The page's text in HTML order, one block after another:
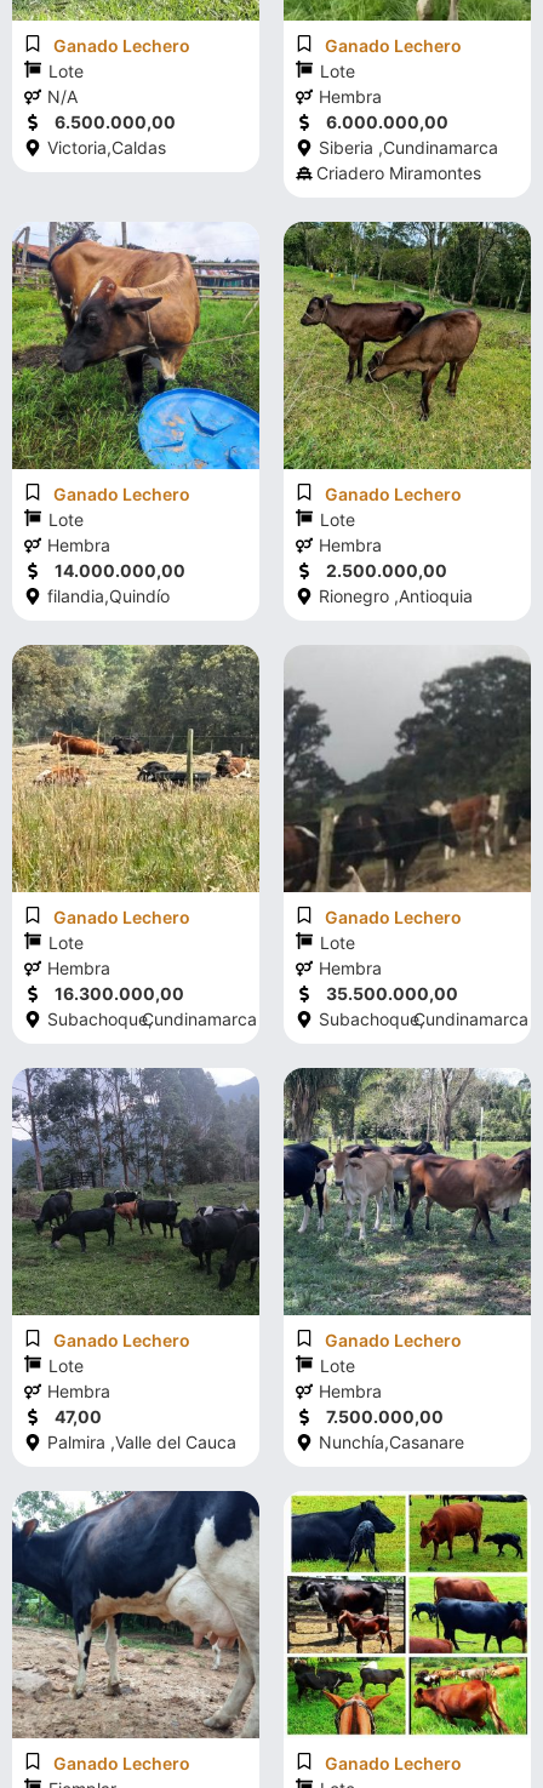
Ganado Lechero
Lote
N/A
6.500.000,00
Victoria,Caldas
Ganado Lechero
Lote
Hembra
6.000.000,00
Siberia ,Cundinamarca
Criadero Miramontes
Ganado Lechero
Lote
Hembra
14.000.000,00
filandia,Quindío
Ganado Lechero
Lote
Hembra
2.500.000,00
Rionegro ,Antioquia
Ganado Lechero
Lote
Hembra
16.300.000,00
Subachoque,Cundinamarca
Ganado Lechero
Lote
Hembra
35.500.000,00
Subachoque,Cundinamarca
Ganado Lechero
Lote
Hembra
47,00
Palmira ,Valle del Cauca
Ganado Lechero
Lote
Hembra
7.500.000,00
Nunchía,Casanare
Ganado Lechero
Ganado Lechero